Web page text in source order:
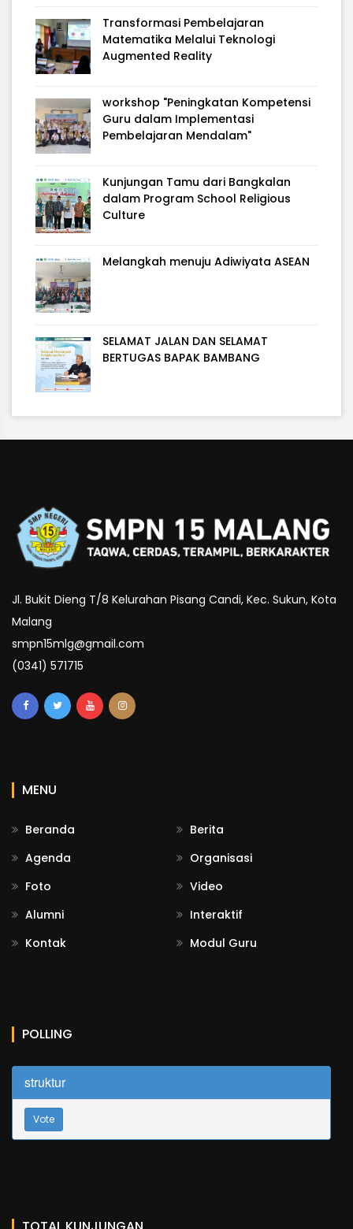
Transformasi Pembelajaran
Matematika Melalui Teknologi
Augmented Reality
workshop "Peningkatan Kompetensi
Guru dalam Implementasi
Pembelajaran Mendalam"
Kunjungan Tamu dari Bangkalan
dalam Program School Religious
Culture
Melangkah menuju Adiwiyata ASEAN
SELAMAT JALAN DAN SELAMAT
BERTUGAS BAPAK BAMBANG
Jl. Bukit Dieng T/8 Kelurahan Pisang Candi, Kec. Sukun, Kota
Malang
smpn15mlg@gmail.com
(0341) 571715
MENU
Beranda
Berita
Agenda
Organisasi
Foto
Video
Alumni
Interaktif
Kontak
Modul Guru
POLLING
struktur
Vote